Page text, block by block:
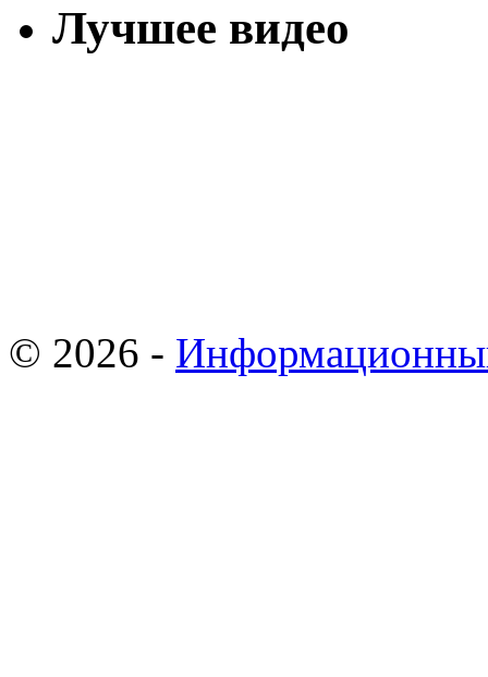
Лучшее видео
© 2026 -